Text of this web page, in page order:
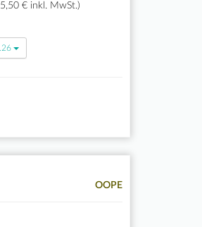
€ inkl. MwSt.)
OOPE